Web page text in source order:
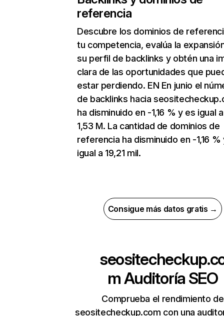
referencia
Descubre los dominios de
tu competencia, evalúa la
su perfil de backlinks y obtén una
clara de las oportunidades que
estar perdiendo. EN En junio el
de backlinks hacia
ha disminuido en -1,16 % y es igual a
1,53 M. La cantidad de dominios de
referencia ha disminuido en -1,16 %
igual a 19,21 mil.
Consigue más datos gratis →
mAuditoría SEO
Comprueba el rendimiento de
seositecheckup.com con una